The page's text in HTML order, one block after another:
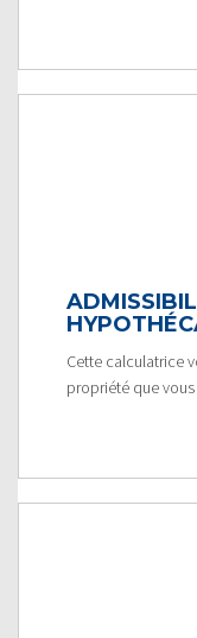
Cette calculatrice
propriété que